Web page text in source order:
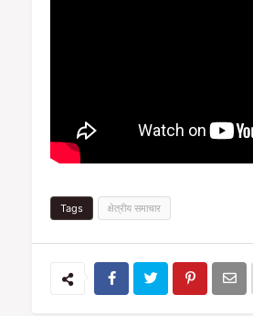
Tags क्षेत्रीय समाचार